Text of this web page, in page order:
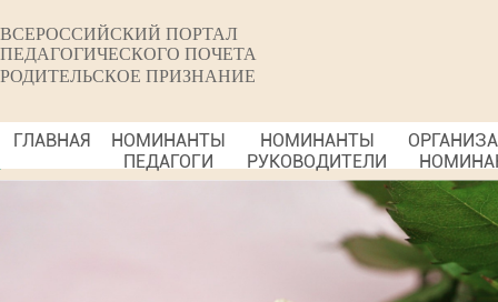
ВСЕРОССИЙСКИЙ ПОРТАЛ
ПЕДАГОГИЧЕСКОГО ПОЧЕТА
РОДИТЕЛЬСКОЕ ПРИЗНАНИЕ
ГЛАВНАЯ
НОМИНАНТЫ
ПЕДАГОГИ
НОМИНАНТЫ
РУКОВОДИТЕЛИ